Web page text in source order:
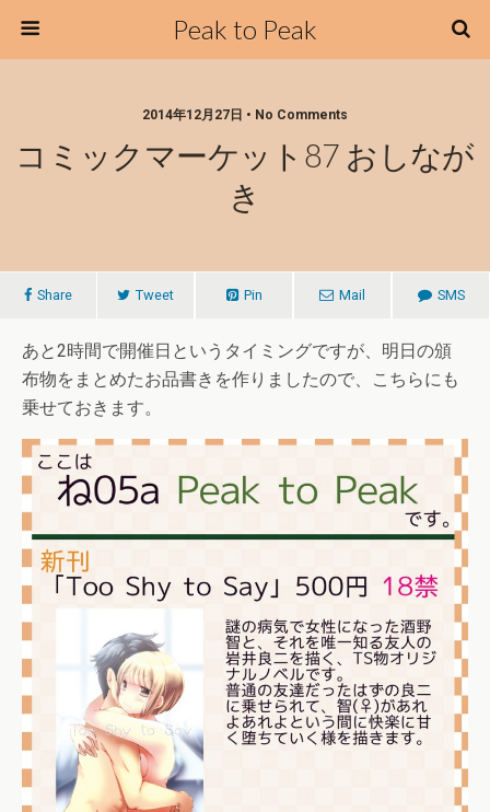
Peak to Peak
2014年12月27日 • No Comments
コミックマーケット87 おしなが
き
Share Tweet Pin Mail SMS
あと2時間で開催日というタイミングですが、明日の頒
布物をまとめたお品書きを作りましたので、こちらにも
乗せておきます。